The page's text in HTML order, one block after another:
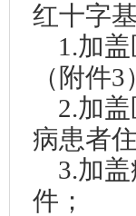
红十字
1 .加
（附件3
2.加
病患者
3.加盖
件；